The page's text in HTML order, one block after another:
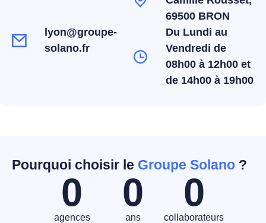
69500 BRON
lyon@groupe-
solano.fr
Du Lundi au
Vendredi de
08h00 à 12h00 et
de 14h00 à 19h00
Pourquoi choisir le Groupe Solano ?
agences
0
ans
0
collaborateurs
0